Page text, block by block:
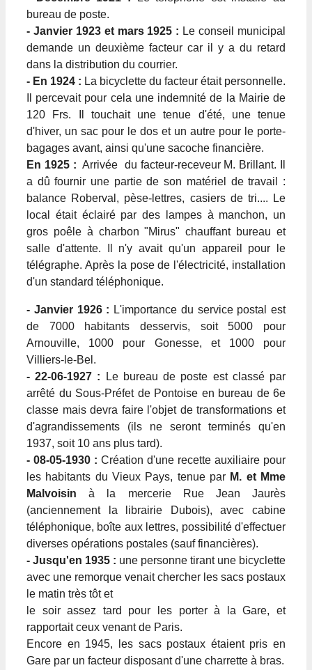
bureau de poste.
- Janvier 1923 et mars 1925 : Le conseil municipal
demande un deuxième facteur car il y a du retard
dans la distribution du courrier.
- En 1924 : La bicyclette du facteur était personnelle.
Il percevait pour cela une indemnité de la Mairie de
120 Frs. Il touchait une tenue d'été, une tenue
d'hiver, un sac pour le dos et un autre pour le porte-
bagages avant, ainsi qu'une sacoche financière.
En 1925 : Arrivée du facteur-receveur M. Brillant. Il
a dû fournir une partie de son matériel de travail :
balance Roberval, pèse-lettres, casiers de tri.... Le
local était éclairé par des lampes à manchon, un
gros poêle à charbon "Mirus" chauffant bureau et
salle d'attente. Il n'y avait qu'un appareil pour le
télégraphe. Après la pose de l'électricité, installation
d'un standard téléphonique.
- Janvier 1926 : L'importance du service postal est
de 7000 habitants desservis, soit 5000 pour
Arnouville, 1000 pour Gonesse, et 1000 pour
Villiers-le-Bel.
- 22-06-1927 : Le bureau de poste est classé par
arrêté du Sous-Préfet de Pontoise en bureau de 6e
classe mais devra faire l'objet de transformations et
d'agrandissements (ils ne seront terminés qu'en
1937, soit 10 ans plus tard).
- 08-05-1930 : Création d'une recette auxiliaire pour
les habitants du Vieux Pays, tenue par M. et Mme
Malvoisin à la mercerie Rue Jean Jaurès
(anciennement la librairie Dubois), avec cabine
téléphonique, boîte aux lettres, possibilité d'effectuer
diverses opérations postales (sauf financières).
- Jusqu'en 1935 : une personne tirant une bicyclette
avec une remorque venait chercher les sacs postaux
le matin très tôt et
le soir assez tard pour les porter à la Gare, et
rapportait ceux venant de Paris.
Encore en 1945, les sacs postaux étaient pris en
Gare par un facteur disposant d'une charrette à bras.